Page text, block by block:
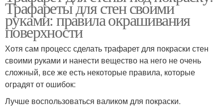
Трафареты для стен своими
руками: правила окрашивания
поверхности
Хотя сам процесс сделать трафарет для покраски стен
своими руками и нанести вещество на него не очень
сложный, все же есть некоторые правила, которые
оградят от ошибок:
Лучше воспользоваться валиком для покраски.